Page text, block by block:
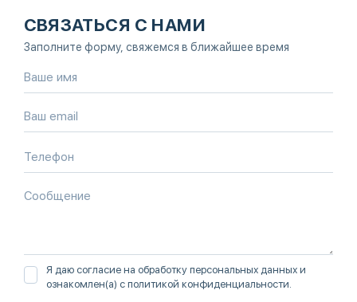
СВЯЗАТЬСЯ С НАМИ
Заполните форму, свяжемся в ближайшее время
Я даю согласие на обработку персональных данных и
ознакомлен(а) с политикой конфиденциальности